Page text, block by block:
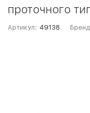
проточного
Артикул: 49138